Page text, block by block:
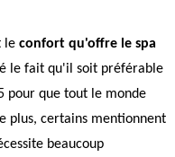
le confort qu'offre le spa
le fait qu'il soit préférable
pour que tout le monde
plus, certains mentionnent
beaucoup